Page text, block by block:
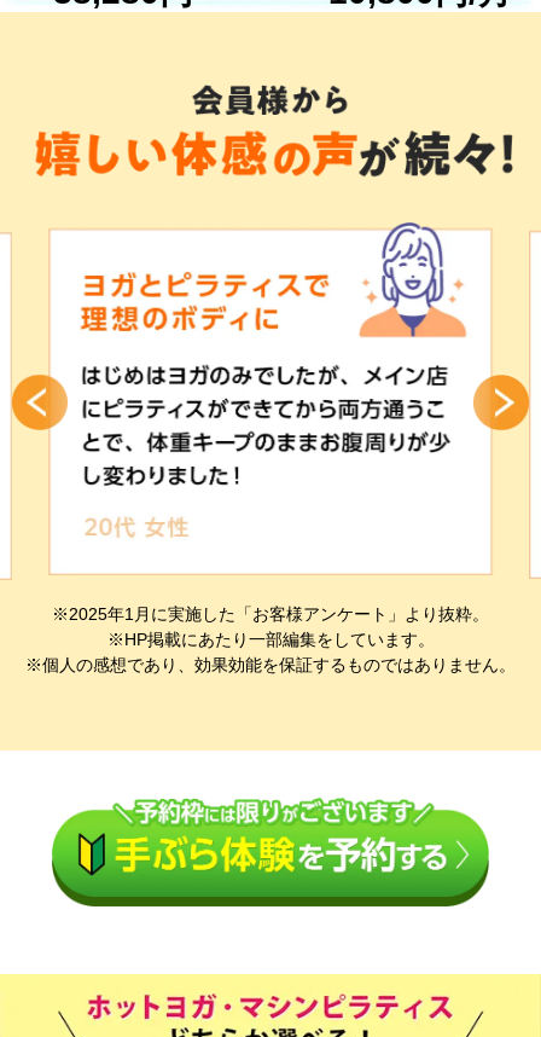
※2025年1月に実施した「お客様アンケート」より抜粋。
※HP掲載にあたり一部編集をしています。
※個人の感想であり、効果効能を保証するものではありません。